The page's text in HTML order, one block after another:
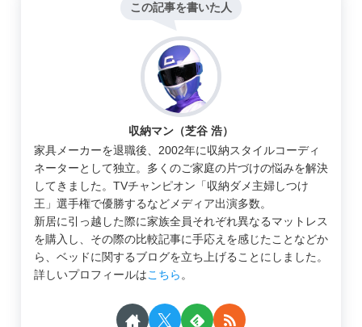
この記事を書いた人
収納マン（芝谷 浩）
家具メーカーを退職後、2002年に収納スタイルコーディ
ネーターとして独立。多くのご家庭の片づけの悩みを解決
してきました。TVチャンピオン「収納ダメ主婦しつけ
王」選手権で優勝するなどメディア出演多数。
新居に引っ越した際に家族全員それぞれ異なるマットレス
を購入し、その際の比較記事に手応えを感じたことなどか
ら、ベッドに関するブログを立ち上げることにしました。
詳しいプロフィールはこちら 。